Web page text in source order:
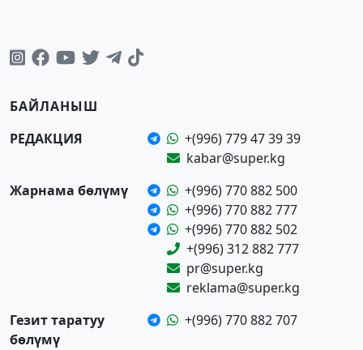
БАЙЛАНЫШ
РЕДАКЦИЯ
+(996) 779 47 39 39
kabar@super.kg
Жарнама бөлүмү
+(996) 770 882 500
+(996) 770 882 777
+(996) 770 882 502
+(996) 312 882 777
pr@super.kg
reklama@super.kg
Гезит таратуу
бөлүмү
+(996) 770 882 707